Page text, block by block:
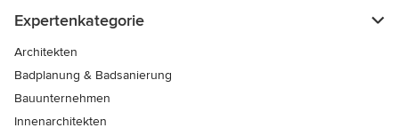
Expertenkategorie
Architekten
Badplanung & Badsanierung
Bauunternehmen
Innenarchitekten